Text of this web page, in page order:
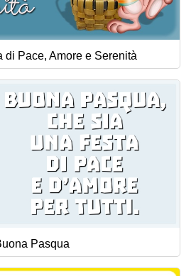
di Pace, Amore e Serenità
Pasqua